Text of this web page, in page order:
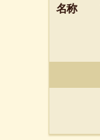
名称